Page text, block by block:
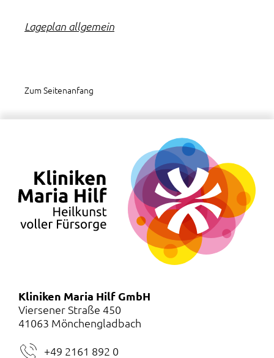
Lageplan allgemein
Zum Seitenanfang
Kliniken Maria Hilf GmbH
Viersener Straße 450
41063 Mönchengladbach
+49 2161 892 0